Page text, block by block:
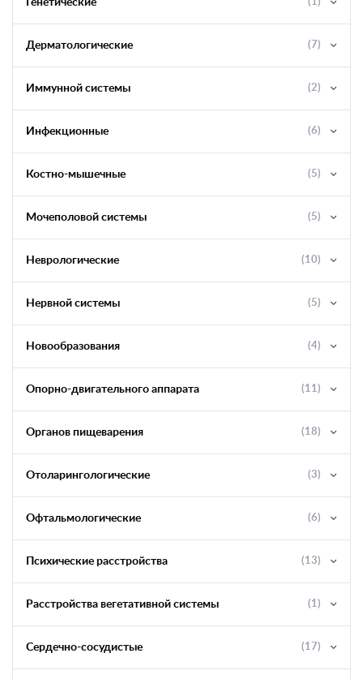
Генетические (1)
Дерматологические (7)
Иммунной системы (2)
Инфекционные (6)
Костно-мышечные (5)
Мочеполовой системы (5)
Неврологические (10)
Нервной системы (5)
Новообразования (4)
Опорно-двигательного аппарата (11)
Органов пищеварения (18)
Отоларингологические (3)
Офтальмологические (6)
Психические расстройства (13)
Расстройства вегетативной системы (1)
Сердечно-сосудистые (17)